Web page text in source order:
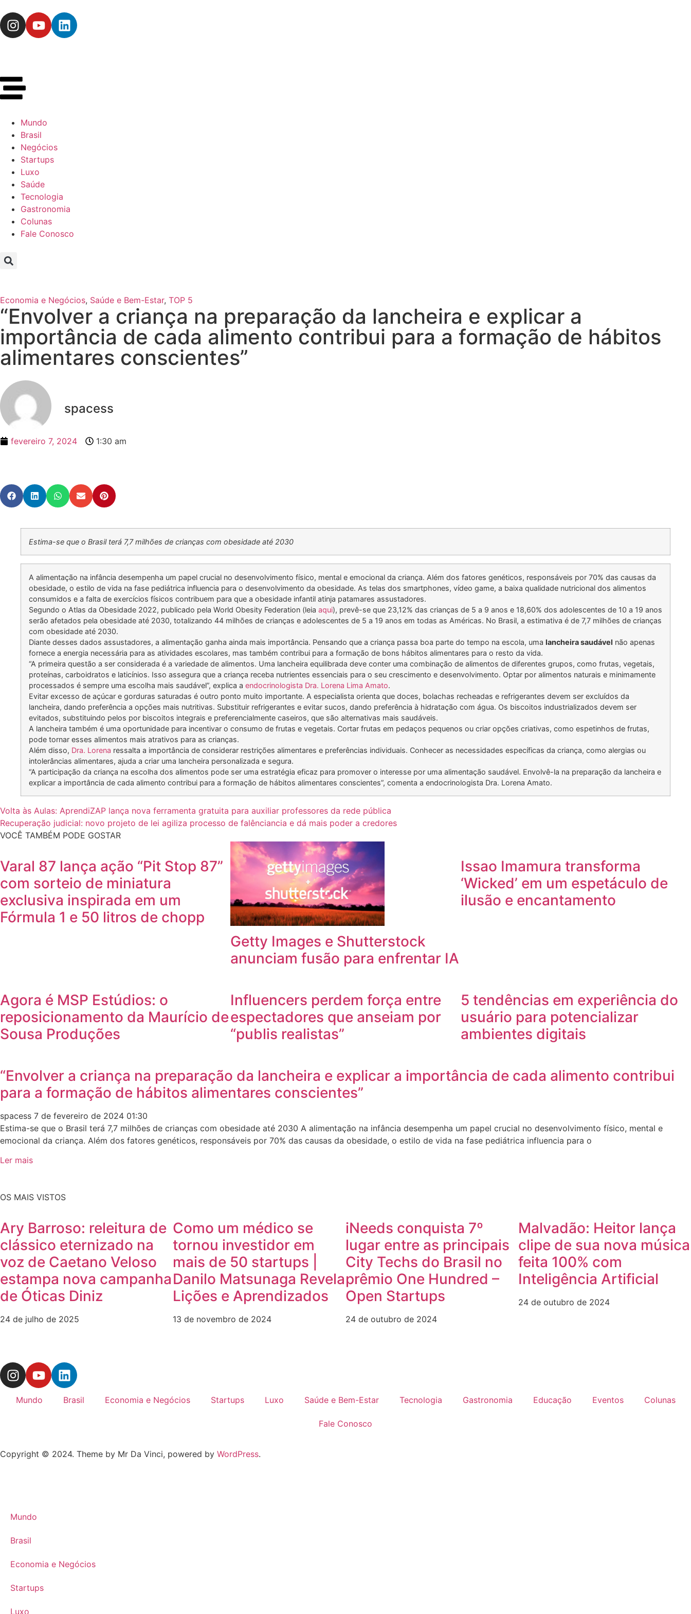
Mundo
Brasil
Negócios
Startups
Luxo
Saúde
Tecnologia
Gastronomia
Colunas
Fale Conosco
Economia e Negócios, Saúde e Bem-Estar, TOP 5
“Envolver a criança na preparação da lancheira e explicar a
importância de cada alimento contribui para a formação de hábitos
alimentares conscientes”
spacess
fevereiro 7, 2024 1:30 am
Estima-se que o Brasil terá 7,7 milhões de crianças com obesidade até 2030
A alimentação na infância desempenha um papel crucial no desenvolvimento físico, mental e emocional da criança. Além dos fatores genéticos, responsáveis por 70% das causas da
obesidade, o estilo de vida na fase pediátrica influencia para o desenvolvimento da obesidade. As telas dos smartphones, vídeo game, a baixa qualidade nutricional dos alimentos
consumidos e a falta de exercícios físicos contribuem para que a obesidade infantil atinja patamares assustadores.
Segundo o Atlas da Obesidade 2022, publicado pela World Obesity Federation (leia aqui), prevê-se que 23,12% das crianças de 5 a 9 anos e 18,60% dos adolescentes de 10 a 19 anos
serão afetados pela obesidade até 2030, totalizando 44 milhões de crianças e adolescentes de 5 a 19 anos em todas as Américas. No Brasil, a estimativa é de 7,7 milhões de crianças
com obesidade até 2030.
Diante desses dados assustadores, a alimentação ganha ainda mais importância. Pensando que a criança passa boa parte do tempo na escola, uma lancheira saudável não apenas
fornece a energia necessária para as atividades escolares, mas também contribui para a formação de bons hábitos alimentares para o resto da vida.
“A primeira questão a ser considerada é a variedade de alimentos. Uma lancheira equilibrada deve conter uma combinação de alimentos de diferentes grupos, como frutas, vegetais,
proteínas, carboidratos e laticínios. Isso assegura que a criança receba nutrientes essenciais para o seu crescimento e desenvolvimento. Optar por alimentos naturais e minimamente
processados é sempre uma escolha mais saudável”, explica a endocrinologista Dra. Lorena Lima Amato.
Evitar excesso de açúcar e gorduras saturadas é outro ponto muito importante. A especialista orienta que doces, bolachas recheadas e refrigerantes devem ser excluídos da
lancheira, dando preferência a opções mais nutritivas. Substituir refrigerantes e evitar sucos, dando preferência à hidratação com água. Os biscoitos industrializados devem ser
evitados, substituindo pelos por biscoitos integrais e preferencialmente caseiros, que são alternativas mais saudáveis.
A lancheira também é uma oportunidade para incentivar o consumo de frutas e vegetais. Cortar frutas em pedaços pequenos ou criar opções criativas, como espetinhos de frutas,
pode tornar esses alimentos mais atrativos para as crianças.
Além disso, Dra. Lorena ressalta a importância de considerar restrições alimentares e preferências individuais. Conhecer as necessidades específicas da criança, como alergias ou
intolerâncias alimentares, ajuda a criar uma lancheira personalizada e segura.
“A participação da criança na escolha dos alimentos pode ser uma estratégia eficaz para promover o interesse por uma alimentação saudável. Envolvê-la na preparação da lancheira e
explicar a importância de cada alimento contribui para a formação de hábitos alimentares conscientes”, comenta a endocrinologista Dra. Lorena Amato.
Volta às Aulas: AprendiZAP lança nova ferramenta gratuita para auxiliar professores da rede pública
Recuperação judicial: novo projeto de lei agiliza processo de falênciancia e dá mais poder a credores
VOCÊ TAMBÉM PODE GOSTAR
Varal 87 lança ação “Pit Stop 87”
com sorteio de miniatura
exclusiva inspirada em um
Fórmula 1 e 50 litros de chopp
Getty Images e Shutterstock
anunciam fusão para enfrentar IA
Issao Imamura transforma
‘Wicked’ em um espetáculo de
ilusão e encantamento
Agora é MSP Estúdios: o
reposicionamento da Maurício de
Sousa Produções
Influencers perdem força entre
espectadores que anseiam por
“publis realistas”
5 tendências em experiência do
usuário para potencializar
ambientes digitais
“Envolver a criança na preparação da lancheira e explicar a importância de cada alimento contribui
para a formação de hábitos alimentares conscientes”
spacess 7 de fevereiro de 2024 01:30
Estima-se que o Brasil terá 7,7 milhões de crianças com obesidade até 2030 A alimentação na infância desempenha um papel crucial no desenvolvimento físico, mental e
emocional da criança. Além dos fatores genéticos, responsáveis por 70% das causas da obesidade, o estilo de vida na fase pediátrica influencia para o
Ler mais
OS MAIS VISTOS
Ary Barroso: releitura de
clássico eternizado na
voz de Caetano Veloso
estampa nova campanha
de Óticas Diniz
24 de julho de 2025
Como um médico se
tornou investidor em
mais de 50 startups |
Danilo Matsunaga Revela
Lições e Aprendizados
13 de novembro de 2024
iNeeds conquista 7º
lugar entre as principais
City Techs do Brasil no
prêmio One Hundred –
Open Startups
24 de outubro de 2024
Malvadão: Heitor lança
clipe de sua nova música
feita 100% com
Inteligência Artificial
24 de outubro de 2024
Mundo Brasil Economia e Negócios Startups Luxo Saúde e Bem-Estar Tecnologia Gastronomia Educação Eventos Colunas
Fale Conosco
Copyright © 2024. Theme by Mr Da Vinci, powered by WordPress.
Mundo
Brasil
Economia e Negócios
Startups
Luxo